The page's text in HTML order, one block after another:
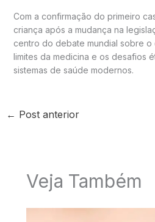
Com a confirmação do primeiro
criança após a mudança na
centro do debate mundial sobre o
limites da medicina e os desafios
sistemas de saúde modernos.
← Post anterior
Veja Também